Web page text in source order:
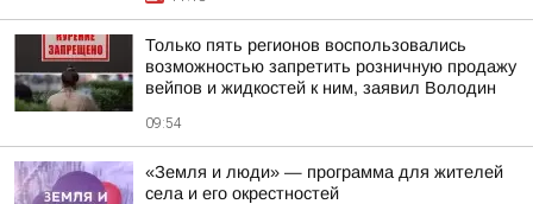
Только пять регионов воспользовались
возможностью запретить розничную продажу
вейпов и жидкостей к ним, заявил Володин
09:54
«Земля и люди» — программа для жителей
села и его окрестностей